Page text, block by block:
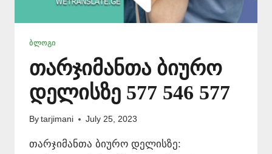
ᲑᲚᲝᲒᲘ
თარჯიმანთა ბიურო
დელისზე 577 546 577
By tarjimani July 25, 2023
თარჯიმანთა ბიურო დელისზე: